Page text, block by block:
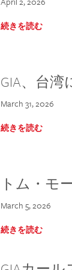
続きを読む
GIA、台
March 31, 2026
続きを読む
トム・モ
March 5, 2026
続きを読む